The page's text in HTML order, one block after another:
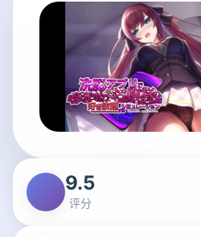
9.5
评分